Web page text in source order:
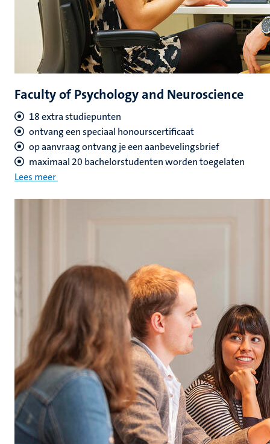
Faculty of Psychology and Neuroscience
18 extra studiepunten
ontvang een speciaal honourscertificaat
op aanvraag ontvang je een aanbevelingsbrief
maximaal 20 bachelorstudenten worden toegelaten
Lees meer